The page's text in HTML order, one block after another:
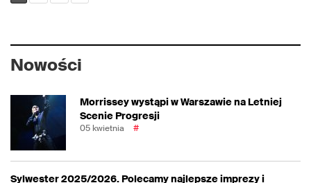
Nowości
Morrissey wystąpi w Warszawie na Letniej
Scenie Progresji
05 kwietnia #
Sylwester 2025/2026. Polecamy najlepsze imprezy i